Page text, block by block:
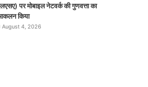
पर मोबाइल नेटवर्क की गुणवत्ता का
किया
August 4, 2026